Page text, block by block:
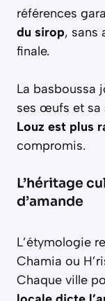
références
du sirop, sans
finale.
La basboussa
ses œufs et sa
Louz est plus
compromis.
L’héritage
d’amande
L’étymologie
Chamia ou
Chaque ville